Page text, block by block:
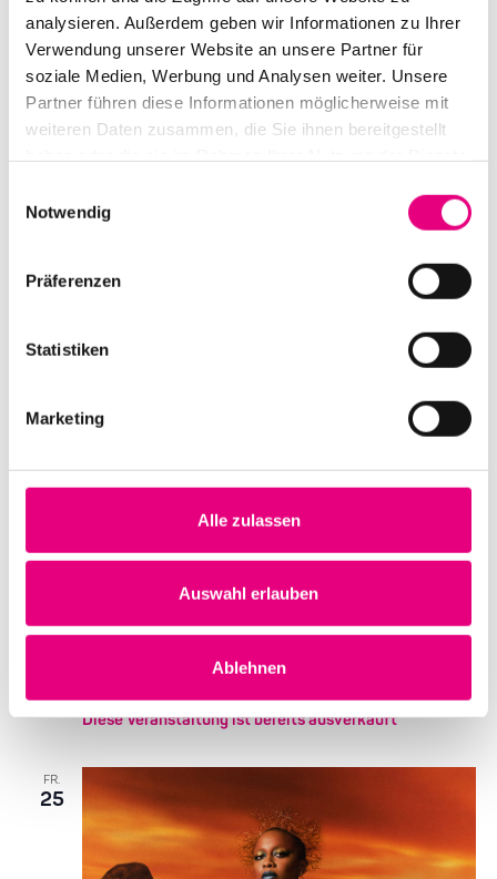
analysieren. Außerdem geben wir Informationen zu Ihrer
Verwendung unserer Website an unsere Partner für
soziale Medien, Werbung und Analysen weiter. Unsere
Partner führen diese Informationen möglicherweise mit
weiteren Daten zusammen, die Sie ihnen bereitgestellt
Notwendig
Präferenzen
Statistiken
Marketing
Alle zulassen
Auswahl erlauben
Ablehnen
18
Leuschnerstraße 47
Diese Veranstaltung ist bereits ausverkauft
FR.
25